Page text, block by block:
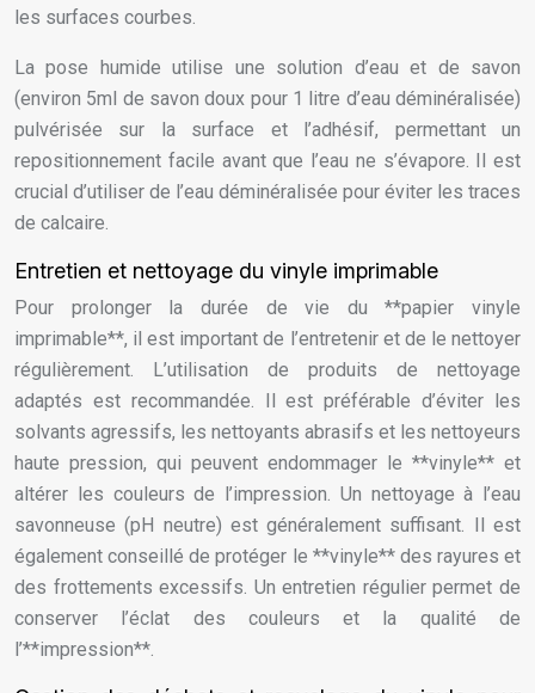
les surfaces courbes.
La pose humide utilise une solution d’eau et de savon
(environ 5ml de savon doux pour 1 litre d’eau déminéralisée)
pulvérisée sur la surface et l’adhésif, permettant un
repositionnement facile avant que l’eau ne s’évapore. Il est
crucial d’utiliser de l’eau déminéralisée pour éviter les traces
de calcaire.
Entretien et nettoyage du vinyle imprimable
Pour prolonger la durée de vie du **papier vinyle
imprimable**, il est important de l’entretenir et de le nettoyer
régulièrement. L’utilisation de produits de nettoyage
adaptés est recommandée. Il est préférable d’éviter les
solvants agressifs, les nettoyants abrasifs et les nettoyeurs
haute pression, qui peuvent endommager le **vinyle** et
altérer les couleurs de l’impression. Un nettoyage à l’eau
savonneuse (pH neutre) est généralement suffisant. Il est
également conseillé de protéger le **vinyle** des rayures et
des frottements excessifs. Un entretien régulier permet de
conserver l’éclat des couleurs et la qualité de
l’**impression**.